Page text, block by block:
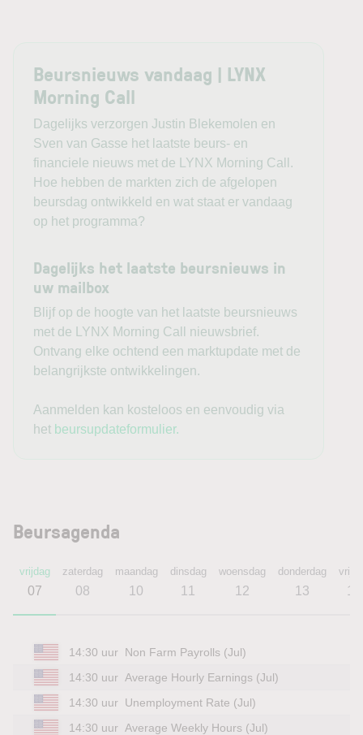
Voor de Europese handelsdag zal vooral de reactie op het
Amerikaanse banenrapport van belang zijn. Een beweging
Amerikaanse staatsobligatiesvertaalt zich doorgaans
snel naar Europese kapitaalmarktrentes en daarmee naar
de waardering van technologie, vastgoed en andere
rentegevoelige sectoren.
Daarnaast blijft olie belangrijk. Hogere energieprijzen zijn
inflatoire druk. Energieaandelen kunnen daar juist
gedeeltelijk van profiteren.
Daarmee eindigt de beursweek zoals deze de afgelopen
tijd steeds vaker werd gedomineerd: met sterke
bedrijfsresultaten en technologie aan de positieve kant,
tegenwicht.
iran-draft-plan-strait-hormuz.html
https://www.cnbc.com/2026/08/06/treasury-yields-interest-
rates-inflation-fed.html
Beursnieuws vandaag | LYNX
Morning Call
Dagelijks verzorgen Justin Blekemolen en
Sven van Gasse het laatste beurs- en
financiele nieuws met de LYNX Morning Call.
Hoe hebben de markten zich de afgelopen
beursdag ontwikkeld en wat staat er vandaag
op het programma?
Dagelijks het laatste beursnieuws in
uw mailbox
Blijf op de hoogte van het laatste beursnieuws
met de LYNX Morning Call nieuwsbrief.
Ontvang elke ochtend een marktupdate met de
belangrijkste ontwikkelingen.
Aanmelden kan kosteloos en eenvoudig via
het beursupdateformulier.
Beursagenda
vrijdag
07
zaterdag
08
maandag
10
dinsdag
11
woensdag
12
donderdag
13 14
14:30 uur Non Farm Payrolls (Jul)
14:30 uur Average Hourly Earnings (Jul)
14:30 uur Unemployment Rate (Jul)
14:30 uur Average Weekly Hours (Jul)